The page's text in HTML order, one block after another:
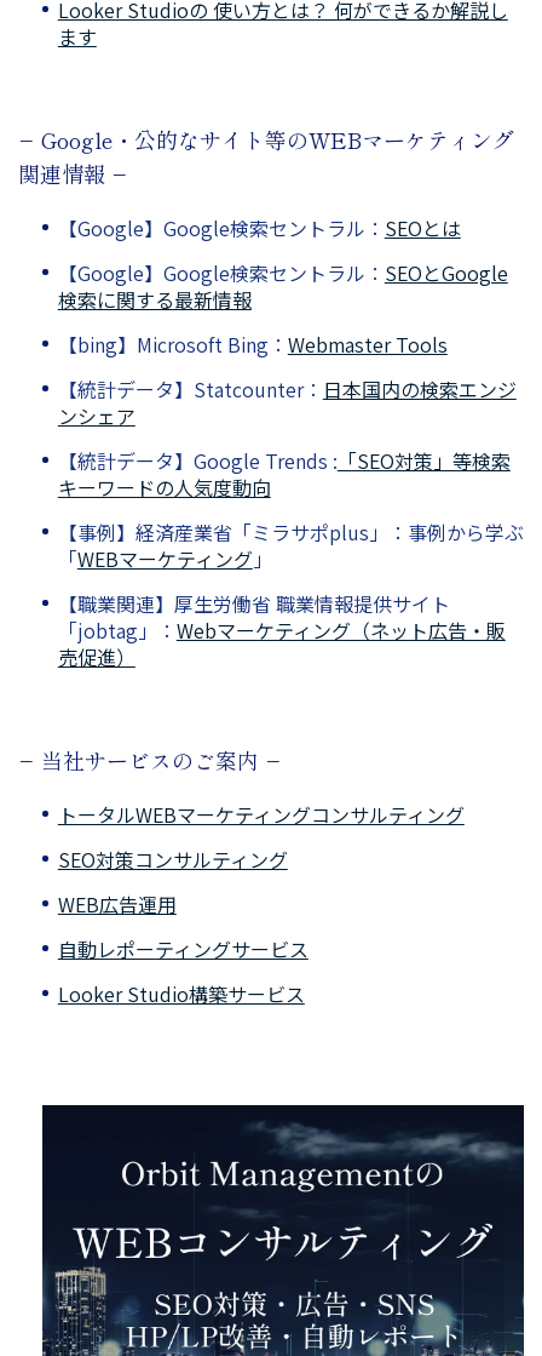
Looker Studioの 使い方とは？ 何ができるか解説し
ます
− Google・公的なサイト等のWEBマーケティング
関連情報 −
【Google】Google検索セントラル： SEOとは
【Google】Google検索セントラル： SEOとGoogle
検索に関する最新情報
【bing】Microsoft Bing： Webmaster Tools
【統計データ】Statcounter： 日本国内の検索エンジ
ンシェア
【統計データ】Google Trends : 「SEO対策」等検索
キーワードの人気度動向
【事例】経済産業省「ミラサポplus」：事例から学ぶ
「WEBマーケティング 」
【職業関連】厚生労働省 職業情報提供サイト
「jobtag」： Webマーケティング（ネット広告・販
売促進）
− 当社サービスのご案内 −
トータルWEBマーケティングコンサルティング
SEO対策コンサルティング
WEB広告運用
自動レポーティングサービス
Looker Studio構築サービス